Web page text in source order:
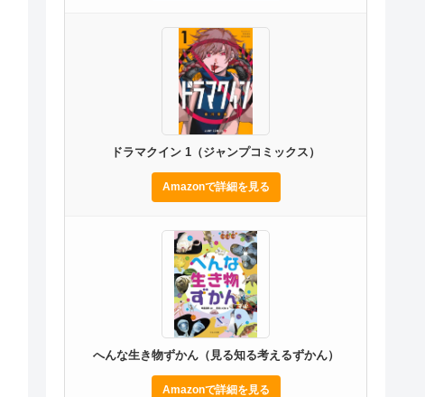
ドラマクイン 1（ジャンプコミックス）
Amazonで詳細を見る
へんな生き物ずかん（見る知る考えるずかん）
Amazonで詳細を見る